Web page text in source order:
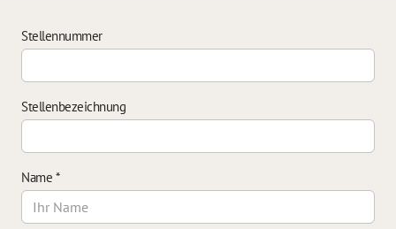
Stellennummer
Stellenbezeichnung
Name *